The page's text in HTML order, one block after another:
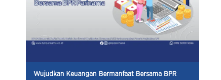
Wujudkan Keuangan Bermanfaat Bersama BPR